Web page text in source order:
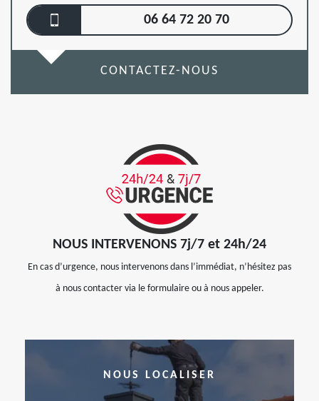
06 64 72 20 70
CONTACTEZ-NOUS
NOUS INTERVENONS 7j/7 et 24h/24
En cas d’urgence, nous intervenons dans l’immédiat, n’hésitez pas
à nous contacter via le formulaire ou à nous appeler.
NOUS LOCALISER